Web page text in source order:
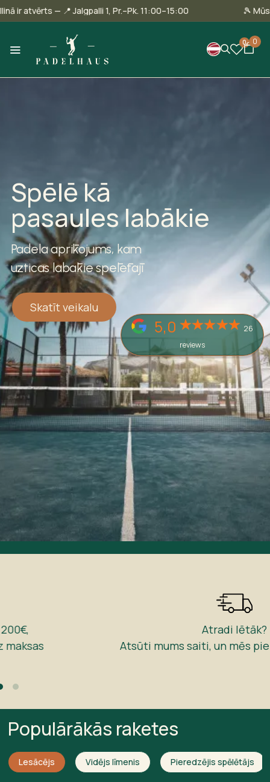
veikals Tallinā ir atvērts — 📍 Jalgpalli 1, Pr.–Pk. 11:00–15:00
0 0
Spēlē kā
pasaules labākie
Padela aprīkojums, kam
uzticas labākie spēlētāji
Skatīt veikalu
5,0
26
reviews
Atsūti mums saiti, un mēs pielīdzināsim cenu
Populārākās raketes
Lesācējs Vidējs līmenis Pieredzējis spēlētājs